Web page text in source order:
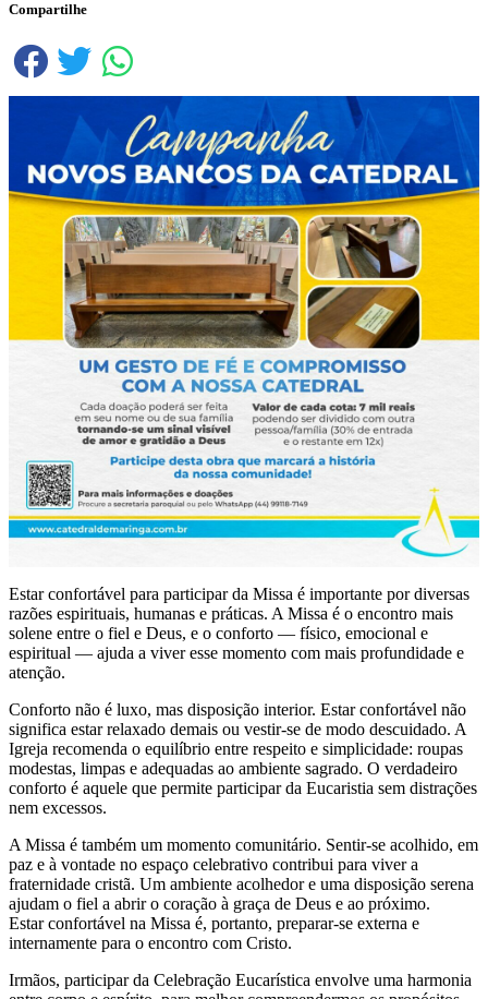
Compartilhe
Estar confortável para participar da Missa é importante por diversas
razões espirituais, humanas e práticas. A Missa é o encontro mais
solene entre o fiel e Deus, e o conforto — físico, emocional e
espiritual — ajuda a viver esse momento com mais profundidade e
atenção.
Conforto não é luxo, mas disposição interior. Estar confortável não
significa estar relaxado demais ou vestir-se de modo descuidado. A
Igreja recomenda o equilíbrio entre respeito e simplicidade: roupas
modestas, limpas e adequadas ao ambiente sagrado. O verdadeiro
conforto é aquele que permite participar da Eucaristia sem distrações
nem excessos.
A Missa é também um momento comunitário. Sentir-se acolhido, em
paz e à vontade no espaço celebrativo contribui para viver a
fraternidade cristã. Um ambiente acolhedor e uma disposição serena
ajudam o fiel a abrir o coração à graça de Deus e ao próximo.
Estar confortável na Missa é, portanto, preparar-se externa e
internamente para o encontro com Cristo.
Irmãos, participar da Celebração Eucarística envolve uma harmonia